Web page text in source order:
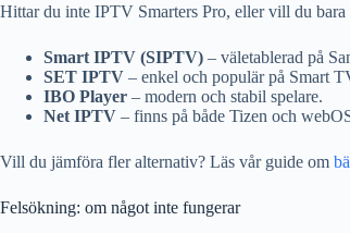
Hittar du inte IPTV Smarters Pro, eller vill du bara
Smart IPTV (SIPTV) – väletablerad på
SET IPTV – enkel och populär på Smart
IBO Player – modern och stabil spelare.
Net IPTV – finns på både Tizen och
Vill du jämföra fler alternativ? Läs vår guide om
Felsökning: om något inte fungerar